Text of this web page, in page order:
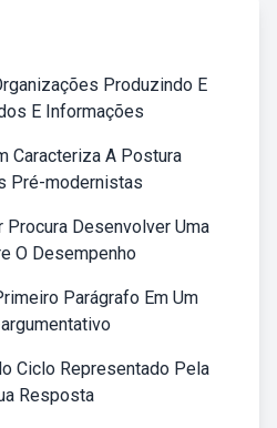
Produzindo E
E Informações
Caracteriza A Postura
Pré-modernistas
Desenvolver Uma
O Desempenho
Parágrafo Em Um
Ciclo Representado Pela
Resposta